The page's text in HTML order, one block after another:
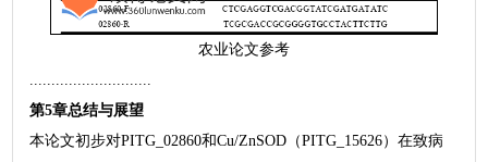
农业论文参考
............................
第5章总结与展望
本论文初步对PITG_02860和Cu/ZnSOD（PITG_15626）在致病